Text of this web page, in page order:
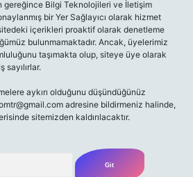
gereğince Bilgi Teknolojileri ve İletişim
bir Yer Sağlayıcı olarak hizmet
içerikleri proaktif olarak denetleme
bulunmamaktadır. Ancak, üyelerimiz
taşımakta olup, siteye üye olarak
sayılırlar.
aykırı olduğunu düşündüğünüz
adresine bildirmeniz halinde,
sitemizden kaldırılacaktır.